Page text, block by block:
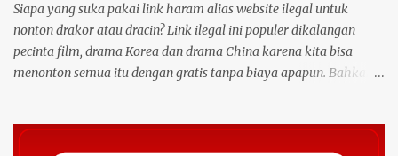
Siapa yang suka pakai link haram alias website ilegal untuk
nonton drakor atau dracin? Link ilegal ini populer dikalangan
pecinta film, drama Korea dan drama China karena kita bisa
menonton semua itu dengan gratis tanpa biaya apapun. Bahkan
sepertinya harus dihentikan sekarang juga. Pasalnya menonton